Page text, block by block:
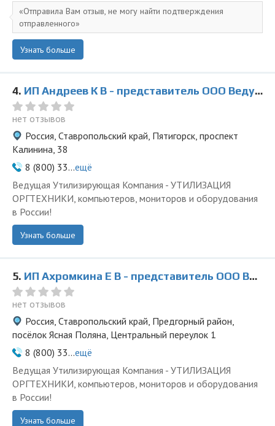
Отправила Вам отзыв, не могу найти подтверждения
отправленного
Узнать больше
4. ИП Андреев К В - представитель ООО Ведущая Утилизирующая Компания
нет отзывов
Россия, Ставропольский край, Пятигорск, проспект
Калинина, 38
8 (800) 33...ещё
Ведущая Утилизирующая Компания - УТИЛИЗАЦИЯ
ОРГТЕХНИКИ, компьютеров, мониторов и оборудования
в России!
Узнать больше
5. ИП Ахромкина Е В - представитель ООО Ведущая Утилизирующая Компания
нет отзывов
Россия, Ставропольский край, Предгорный район,
посёлок Ясная Поляна, Центральный переулок 1
8 (800) 33...ещё
Ведущая Утилизирующая Компания - УТИЛИЗАЦИЯ
ОРГТЕХНИКИ, компьютеров, мониторов и оборудования
в России!
Узнать больше